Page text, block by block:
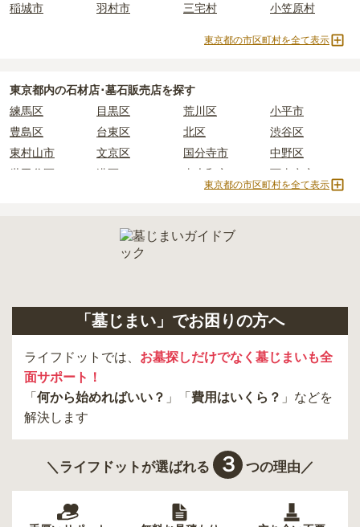
・年間管理費
：お墓の管理費。契約後、毎年発生するケースがあり
現地見学では、担当者に「提示金額以外にかかる費用はないか」を
必ず確認することをおすすめします。
現地への見学が難しい場合は、資料請求でも各霊園の詳しい料金案
内を取り寄せることができます。
稲城市
羽村市 三宅村 小笠原村
東京都の市区町村を全て表示
東京都内の石材店･墓石販売店を探す
練馬区
目黒区 荒川区
小平市
豊島区
台東区 北区
渋谷区
東村山市
文京区 国分寺市
中野区
世田谷区
港区 東大和市
西東京市
町田市 府中市
昭島市
葛飾区 墨田区
杉並区
東京都の市区町村を全て表示
「墓じまい」でお困りの方へ
ライフドットでは、 お墓探しだけでなく墓じまいも全
面サポート！
「 何から始めればいい？ 」「 費用はいくら？ 」などを
解決します
＼ライフドットが選ばれる ３ つの理由／